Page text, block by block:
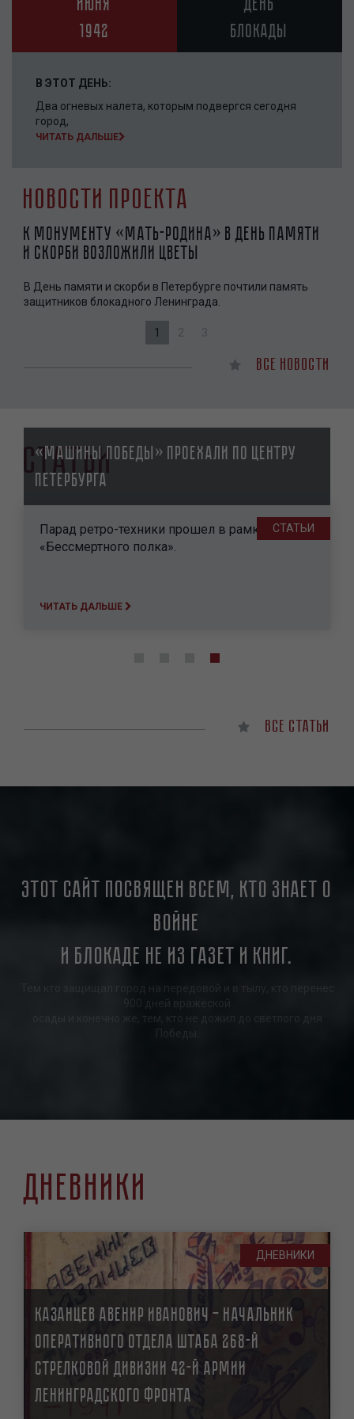
1942
блокады
В ЭТОТ ДЕНЬ:
Два огневых налета, которым подвергся сегодня
город,
ЧИТАТЬ ДАЛЬШЕ
Новости проекта
К монументу «Мать-Родина» в День памяти
и скорби возложили цветы
В День памяти и скорби в Петербурге почтили память
защитников блокадного Ленинграда.
1 2 3
Все новости
Статьи
СТАТЬИ
«Машины Победы» проехали по центру
Петербурга
Парад ретро-техники прошел в рамках
«Бессмертного полка».
ЧИТАТЬ ДАЛЬШЕ
PageТекущая
4
Все статьи
Этот сайт посвящен всем, кто знает о
войне
и блокаде не из газет и книг.
Тем кто защищал город на передовой и в тылу, кто перенес
Дневники
ДНЕВНИКИ
Казанцев Авенир Иванович — начальник
оперативного отдела штаба 268-й
стрелковой дивизии 42-й армии
Ленинградского фронта